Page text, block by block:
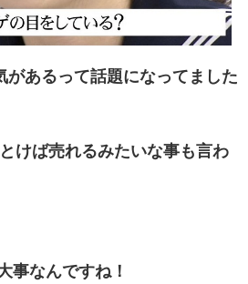
があるって話題になってました
けば売れるみたいな事も言わ
事なんですね！